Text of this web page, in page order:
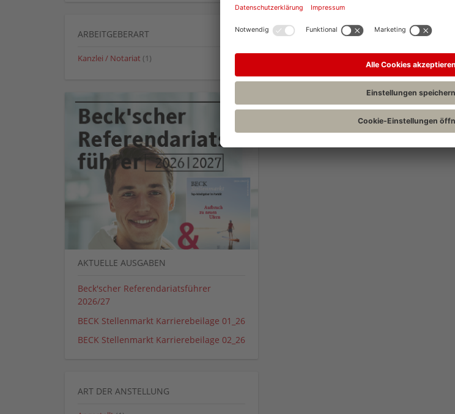
ARBEITGEBERART
Kanzlei / Notariat (1)
AKTUELLE AUSGABEN
Beck'scher Referendariatsführer
2026/27
BECK Stellenmarkt Karrierebeilage 01_26
BECK Stellenmarkt Karrierebeilage 02_26
ART DER ANSTELLUNG